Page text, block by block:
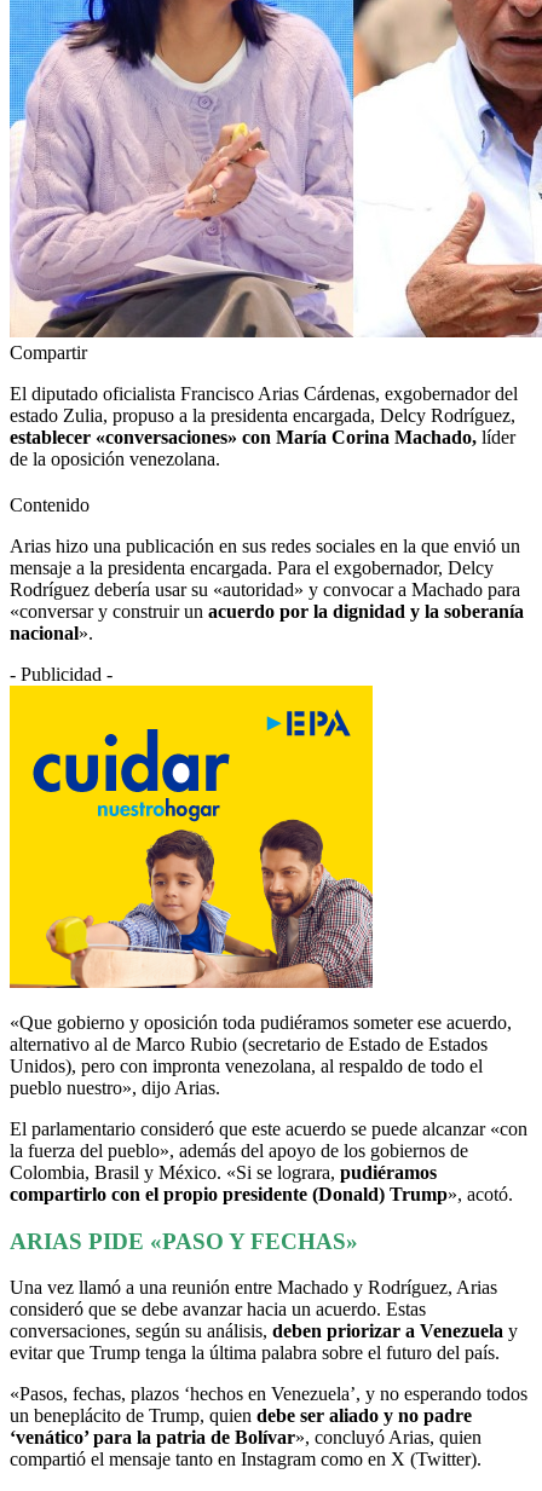
Compartir
El diputado oficialista Francisco Arias Cárdenas, exgobernador del
estado Zulia, propuso a la presidenta encargada, Delcy Rodríguez,
establecer «conversaciones» con María Corina Machado, líder
de la oposición venezolana.
Contenido
Arias hizo una publicación en sus redes sociales en la que envió un
mensaje a la presidenta encargada. Para el exgobernador, Delcy
Rodríguez debería usar su «autoridad» y convocar a Machado para
«conversar y construir un acuerdo por la dignidad y la soberanía
nacional».
- Publicidad -
«Que gobierno y oposición toda pudiéramos someter ese acuerdo,
alternativo al de Marco Rubio (secretario de Estado de Estados
Unidos), pero con impronta venezolana, al respaldo de todo el
pueblo nuestro», dijo Arias.
El parlamentario consideró que este acuerdo se puede alcanzar «con
la fuerza del pueblo», además del apoyo de los gobiernos de
Colombia, Brasil y México. «Si se lograra, pudiéramos
compartirlo con el propio presidente (Donald) Trump», acotó.
ARIAS PIDE «PASO Y FECHAS»
Una vez llamó a una reunión entre Machado y Rodríguez, Arias
consideró que se debe avanzar hacia un acuerdo. Estas
conversaciones, según su análisis, deben priorizar a Venezuela y
evitar que Trump tenga la última palabra sobre el futuro del país.
«Pasos, fechas, plazos ‘hechos en Venezuela’, y no esperando todos
un beneplácito de Trump, quien debe ser aliado y no padre
‘venático’ para la patria de Bolívar», concluyó Arias, quien
compartió el mensaje tanto en Instagram como en X (Twitter).